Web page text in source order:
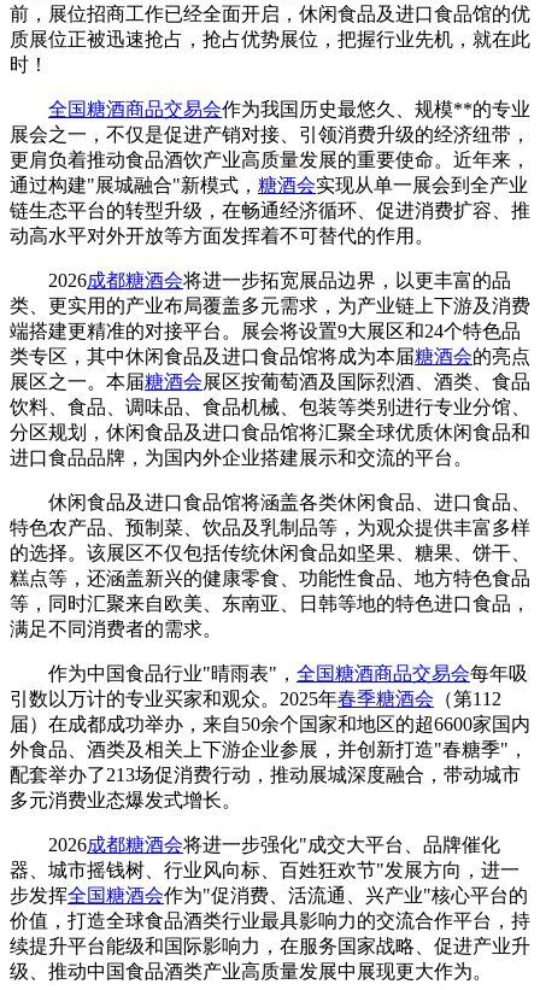
前，展位招商工作已经全面开启，休闲食品及进口食品馆的优
质展位正被迅速抢占，抢占优势展位，把握行业先机，就在此
时！
全国糖酒商品交易会作为我国历史最悠久、规模**的专业
展会之一，不仅是促进产销对接、引领消费升级的经济纽带，
更肩负着推动食品酒饮产业高质量发展的重要使命。近年来，
通过构建"展城融合"新模式， 糖酒会实现从单一展会到全产业
链生态平台的转型升级，在畅通经济循环、促进消费扩容、推
动高水平对外开放等方面发挥着不可替代的作用。
2026成都糖酒会将进一步拓宽展品边界，以更丰富的品
类、更实用的产业布局覆盖多元需求，为产业链上下游及消费
端搭建更精准的对接平台。展会将设置9大展区和24个特色品
类专区，其中休闲食品及进口食品馆将成为本届糖酒会的亮点
展区之一。本届糖酒会展区按葡萄酒及国际烈酒、酒类、食品
饮料、食品、调味品、食品机械、包装等类别进行专业分馆、
分区规划，休闲食品及进口食品馆将汇聚全球优质休闲食品和
进口食品品牌，为国内外企业搭建展示和交流的平台。
休闲食品及进口食品馆将涵盖各类休闲食品、进口食品、
特色农产品、预制菜、饮品及乳制品等，为观众提供丰富多样
的选择。该展区不仅包括传统休闲食品如坚果、糖果、饼干、
糕点等，还涵盖新兴的健康零食、功能性食品、地方特色食品
等，同时汇聚来自欧美、东南亚、日韩等地的特色进口食品，
满足不同消费者的需求。
作为中国食品行业"晴雨表"， 全国糖酒商品交易会每年吸
引数以万计的专业买家和观众。2025年春季糖酒会 （第112
届）在成都成功举办，来自50余个国家和地区的超6600家国内
外食品、酒类及相关上下游企业参展，并创新打造"春糖季"，
配套举办了213场促消费行动，推动展城深度融合，带动城市
多元消费业态爆发式增长。
2026成都糖酒会将进一步强化"成交大平台、品牌催化
器、城市摇钱树、行业风向标、百姓狂欢节"发展方向，进一
步发挥全国糖酒会作为"促消费、活流通、兴产业"核心平台的
价值，打造全球食品酒类行业最具影响力的交流合作平台，持
续提升平台能级和国际影响力，在服务国家战略、促进产业升
级、推动中国食品酒类产业高质量发展中展现更大作为。